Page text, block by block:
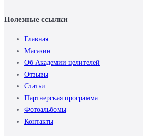
Полезные ссылки
Главная
Магазин
Об Академии целителей
Отзывы
Статьи
Партнерская программа
Фотоальбомы
Контакты